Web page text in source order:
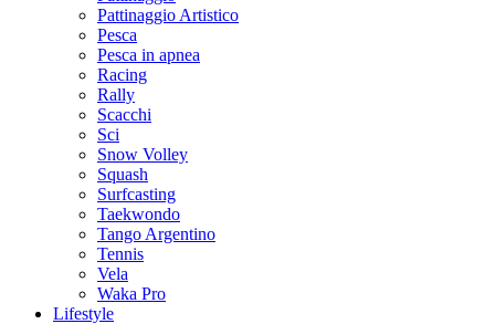
Pattinaggio Artistico
Pesca
Pesca in apnea
Racing
Rally
Scacchi
Sci
Snow Volley
Squash
Surfcasting
Taekwondo
Tango Argentino
Tennis
Vela
Waka Pro
Lifestyle